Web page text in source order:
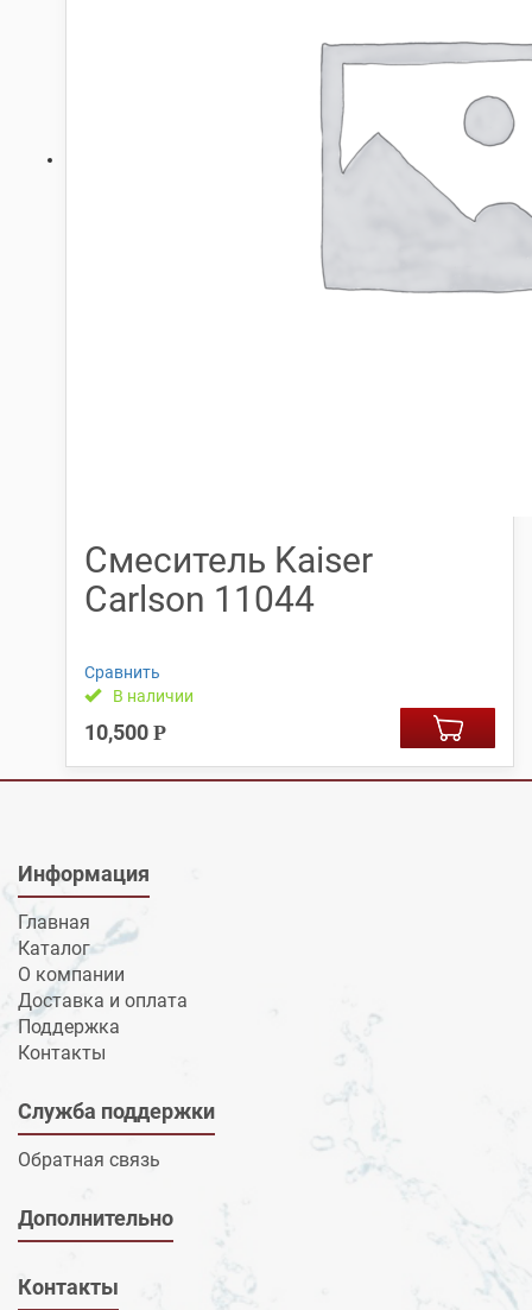
Смеситель Kaiser
Carlson 11044
Сравнить
В наличии
10,500 Р
Информация
Главная
Каталог
О компании
Доставка и оплата
Поддержка
Контакты
Служба поддержки
Обратная связь
Дополнительно
Контакты